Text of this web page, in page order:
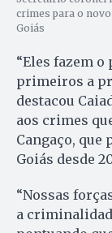
crimes para o novo
Goiás
“Eles fazem
primeiros a
destacou
aos crimes
Cangaço, que
Goiás desde
“Nossas
a